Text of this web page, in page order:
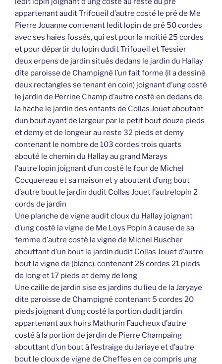
appartenant audit Trifoueil d’autre costé le pré de Me
Pierre Jouanne contenant ledit lopin de pré 50 cordes
avec ses haies fossés, qui est pour la moitié 25 cordes
et pour départir du lopin dudit Trifoueil et Tessier
deux erpens de jardin situés dedans le jardin du Hallay
dite paroisse de Champigné l’un fait forme (il a dessiné
deux rectangles se tenant en coin) joignant d’ung costé
le jardin de Perrine Champ d’autre costé en dedans de
la hache le jardin des enfants de Collas Jouet aboutant
dun bout ayant de largeur par le petit bout douze pieds
et demy et de longeur au reste 32 pieds et demy
contenant le nombre de 103 cordes trois quarts
abouté le chemin du Hallay au grand Marays
l’autre lopin joignant d’un costé le four de Michel
Cocquereau et sa maison et y aboutant d’ung bout
d’autre bout le jardin dudit Collas Jouet l’autrelopin 2
cords de jardin
Une planche de vigne audit cloux du Hallay joignant
d’ung costé la vigne de Me Loys Popin à cause de sa
femme d’autre costé la vigne de Michel Buscher
abouttant d’un bout le jardin dudit Collas Jouet d’autre
bout la vigne de (blanc), contenant 28 cordes 21 pieds
de long et 17 pieds et demy de long
Une caille de jardin sise es jardins du lieu de la Jaryaye
dite paroisse de Champigné contenant 5 cordes 20
pieds joignant d’ung costé la portion dudit jardin
appartenant aux hoirs Mathurin Faucheux d’autre
costé à la portion de jardin de Pierre Champaing
abouttant d’un bout à l’estraige du Jariaye et d’autre
bout le cloux de vigne de Cheffes en ce compris ung